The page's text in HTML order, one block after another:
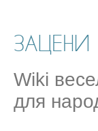
Wiki
для